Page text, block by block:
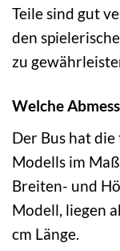
Teile sind gut
den
zu
Welche
Der Bus hat
Modells im
Breiten- und
Modell, liegen
cm Länge.